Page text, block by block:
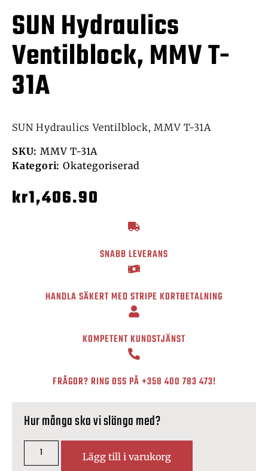
SUN Hydraulics
Ventilblock, MMV T-
31A
SUN Hydraulics Ventilblock, MMV T-31A
SKU: MMV T-31A
Kategori: Okategoriserad
kr1,406.90
SNABB LEVERANS
HANDLA SÄKERT MED STRIPE KORTBETALNING
KOMPETENT KUNDSTJÄNST
FRÅGOR? RING OSS PÅ+358 400 783 473!
Hur många ska vi slänga med?
Lägg till i varukorg